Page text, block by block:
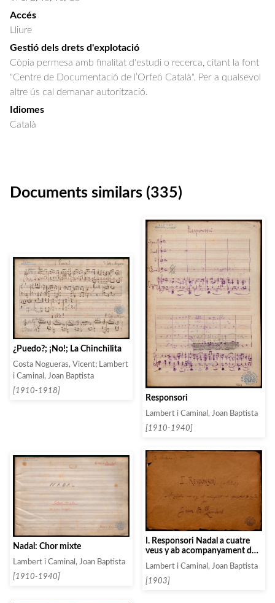
Accés
Lliure
Gestió dels drets d'explotació
Còpia permesa amb finalitat d'estudi o recerca, citant la font
"Centre de Documentació de l’Orfeó Català". Per a qualsevol
altre ús cal demanar autorització.
Idiomes
Català
Documents similars (335)
¿Puedo?; ¡No!; La Chinchilita
Costa Nogueras, Vicent; Lambert
i Caminal, Joan Baptista
[1910-1918]
Responsori
Lambert i Caminal, Joan Baptista
[1910-1940]
Nadal: Chor mixte
Lambert i Caminal, Joan Baptista
[1910-1940]
I. Responsori Nadal a cuatre
veus y ab acompanyament de
Lambert i Caminal, Joan Baptista
[1903]